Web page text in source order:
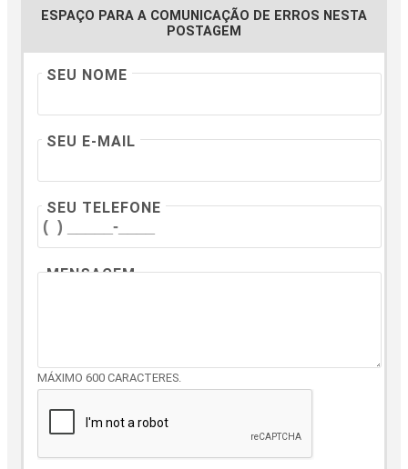
ESPAÇO PARA A COMUNICAÇÃO DE ERROS NESTA
POSTAGEM
SEU NOME
SEU E-MAIL
SEU TELEFONE
MENSAGEM
MÁXIMO 600 CARACTERES.